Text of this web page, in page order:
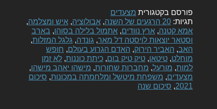
פורסם בקטגורית מצעדים
תגיות: 20 הרגעים של השנה , אבולוציה, איש ומצלמה,
אמא קטנה, ארץ נוודים, אתמול בלילה בסוהו, בארב
וסטאר יוצאות לויסטה דל מאר, גונדה, גלגל המזלות,
האב, האביר הירוק, האדם הגרוע בעולם, חופש
מוחלט, טיטאן, טיק טיק בום, כיתת כוננות, לא זמן
למות, מורעל, מחברות שחורות, מישהו יאהב מישהו,
מצעדים, משפחת מיטשל ומלחמתה במכונות, סיכום
2021
, סיכום שנה